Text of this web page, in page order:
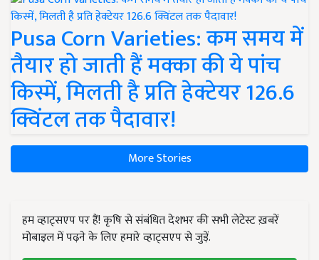
Pusa Corn Varieties: कम समय में
तैयार हो जाती हैं मक्का की ये पांच
किस्में, मिलती है प्रति हेक्टेयर 126.6
क्विंटल तक पैदावार!
More Stories
हम व्हाट्सएप पर हैं! कृषि से संबंधित देशभर की सभी लेटेस्ट ख़बरें
मोबाइल में पढ़ने के लिए हमारे व्हाट्सएप से जुड़ें.